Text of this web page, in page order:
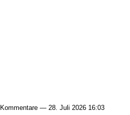
Kommentare — 28. Juli 2026 16:03